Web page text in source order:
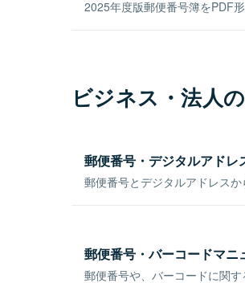
2025年度版郵便番号簿をPDF
ビジネス・法人
郵便番号・デジタルアドレ
郵便番号とデジタルアドレスか
郵便番号・バーコードマニ
郵便番号や、バーコードに関す